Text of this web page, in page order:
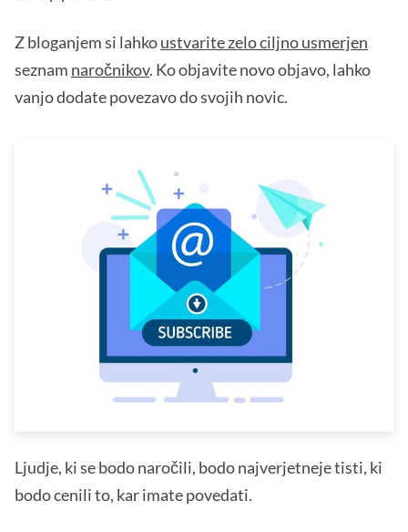
Z bloganjem si lahkoustvarite zelo ciljno usmerjen
seznam naročnikov. Ko objavite novo objavo, lahko
vanjo dodate povezavo do svojih novic.
Ljudje, ki se bodo naročili, bodo najverjetneje tisti, ki
bodo cenili to, kar imate povedati.